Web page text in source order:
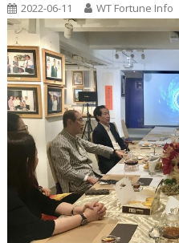
2022-06-11 WT Fortune Info